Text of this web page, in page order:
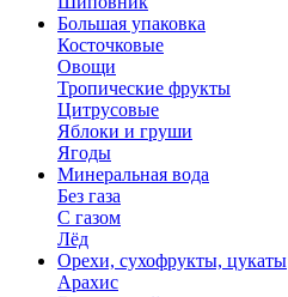
Большая упаковка
Косточковые
Овощи
Тропические фрукты
Цитрусовые
Яблоки и груши
Ягоды
Минеральная вода
Без газа
С газом
Лёд
Орехи, сухофрукты, цукаты
Арахис